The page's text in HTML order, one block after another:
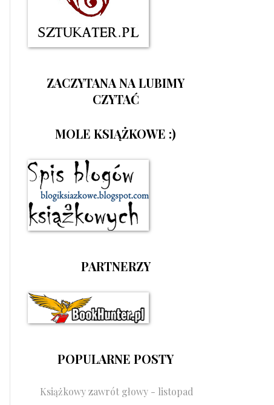
ZACZYTANA NA LUBIMY
CZYTAĆ
MOLE KSIĄŻKOWE :)
PARTNERZY
POPULARNE POSTY
Książkowy zawrót głowy - listopad